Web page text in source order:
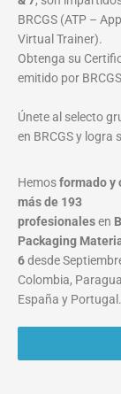
BRCGS (ATP –
Virtual Trainer).
Obtenga su
emitido por
Únete al selecto
en BRCGS y logra
Hemosformado y
más de 193
profesionalesen
Packaging
6desde
Colombia,
España y Portugal.